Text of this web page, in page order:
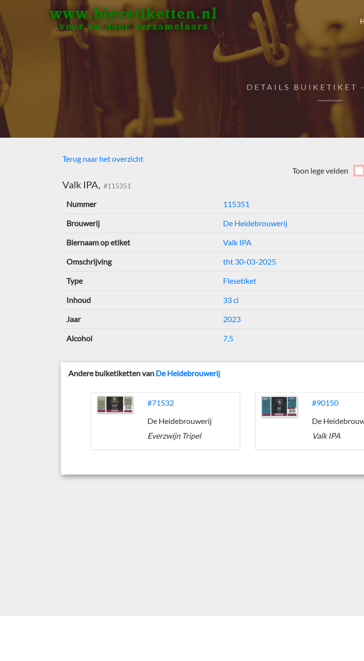
www.bieretiketten.nl
voor én door verzamelaars
DETAILS BUIKETIKET
Terug naar het overzicht
Valk IPA, #115351
Toon lege velden
Nummer 115351
Brouwerij De Heidebrouwerij
Biernaam op etiket Valk IPA
Omschrijving tht 30-03-2025
Type Flesetiket
Inhoud 33 cl
Jaar 2023
Alcohol 7,5
Andere buiketiketten van De Heidebrouwerij
#71532
De Heidebrouwerij
Everzwijn Tripel
#90150
De
Valk IPA